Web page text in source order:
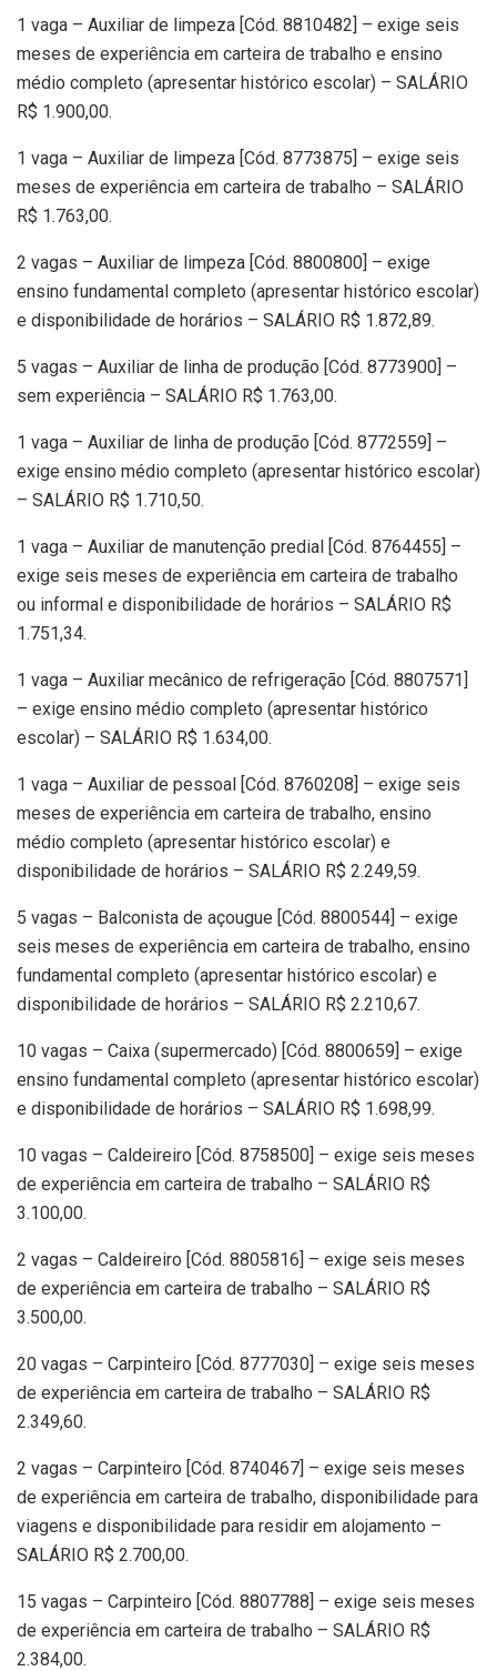
1 vaga – Auxiliar de limpeza [Cód. 8810482] – exige seis
meses de experiência em carteira de trabalho e ensino
médio completo (apresentar histórico escolar) – SALÁRIO
R$ 1.900,00.
1 vaga – Auxiliar de limpeza [Cód. 8773875] – exige seis
meses de experiência em carteira de trabalho – SALÁRIO
R$ 1.763,00.
2 vagas – Auxiliar de limpeza [Cód. 8800800] – exige
ensino fundamental completo (apresentar histórico escolar)
e disponibilidade de horários – SALÁRIO R$ 1.872,89.
5 vagas – Auxiliar de linha de produção [Cód. 8773900] –
sem experiência – SALÁRIO R$ 1.763,00.
1 vaga – Auxiliar de linha de produção [Cód. 8772559] –
exige ensino médio completo (apresentar histórico escolar)
– SALÁRIO R$ 1.710,50.
1 vaga – Auxiliar de manutenção predial [Cód. 8764455] –
exige seis meses de experiência em carteira de trabalho
ou informal e disponibilidade de horários – SALÁRIO R$
1.751,34.
1 vaga – Auxiliar mecânico de refrigeração [Cód. 8807571]
– exige ensino médio completo (apresentar histórico
escolar) – SALÁRIO R$ 1.634,00.
1 vaga – Auxiliar de pessoal [Cód. 8760208] – exige seis
meses de experiência em carteira de trabalho, ensino
médio completo (apresentar histórico escolar) e
disponibilidade de horários – SALÁRIO R$ 2.249,59.
5 vagas – Balconista de açougue [Cód. 8800544] – exige
seis meses de experiência em carteira de trabalho, ensino
fundamental completo (apresentar histórico escolar) e
disponibilidade de horários – SALÁRIO R$ 2.210,67.
10 vagas – Caixa (supermercado) [Cód. 8800659] – exige
ensino fundamental completo (apresentar histórico escolar)
e disponibilidade de horários – SALÁRIO R$ 1.698,99.
10 vagas – Caldeireiro [Cód. 8758500] – exige seis meses
de experiência em carteira de trabalho – SALÁRIO R$
3.100,00.
2 vagas – Caldeireiro [Cód. 8805816] – exige seis meses
de experiência em carteira de trabalho – SALÁRIO R$
3.500,00.
20 vagas – Carpinteiro [Cód. 8777030] – exige seis meses
de experiência em carteira de trabalho – SALÁRIO R$
2.349,60.
2 vagas – Carpinteiro [Cód. 8740467] – exige seis meses
de experiência em carteira de trabalho, disponibilidade para
viagens e disponibilidade para residir em alojamento –
SALÁRIO R$ 2.700,00.
15 vagas – Carpinteiro [Cód. 8807788] – exige seis meses
de experiência em carteira de trabalho – SALÁRIO R$
2.384,00.